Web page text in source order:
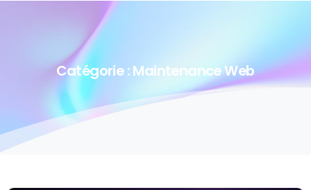
Catégorie :MaintenanceWeb